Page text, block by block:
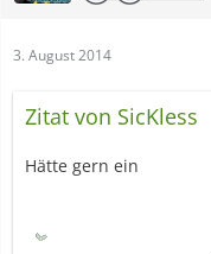
3. August 2014
Zitat von SicKless
Hätte gern ein